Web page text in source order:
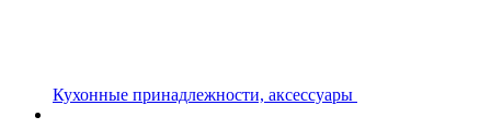
Кухонные принадлежности, аксессуары